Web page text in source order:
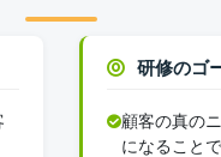
研修のゴ
顧客の真の
になること